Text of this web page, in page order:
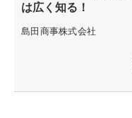
は広く知る！
島田商事株式会社